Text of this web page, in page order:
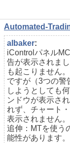
Automated-
albaker:
iControlパネル
告が表示されま
も起こりません
ですが（3つの警
しようとしても
ンドウが表示さ
れず、チャート
表示されません。
追伸：MTを使う
能性があります。